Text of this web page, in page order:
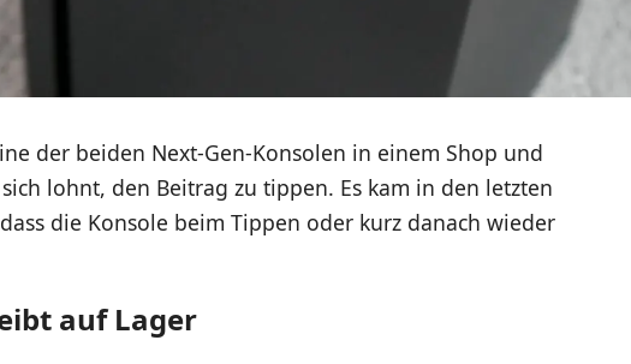
der beiden Next-Gen-Konsolen in einem Shop und
lohnt, den Beitrag zu tippen. Es kam in den letzten
die Konsole beim Tippen oder kurz danach wieder
auf Lager